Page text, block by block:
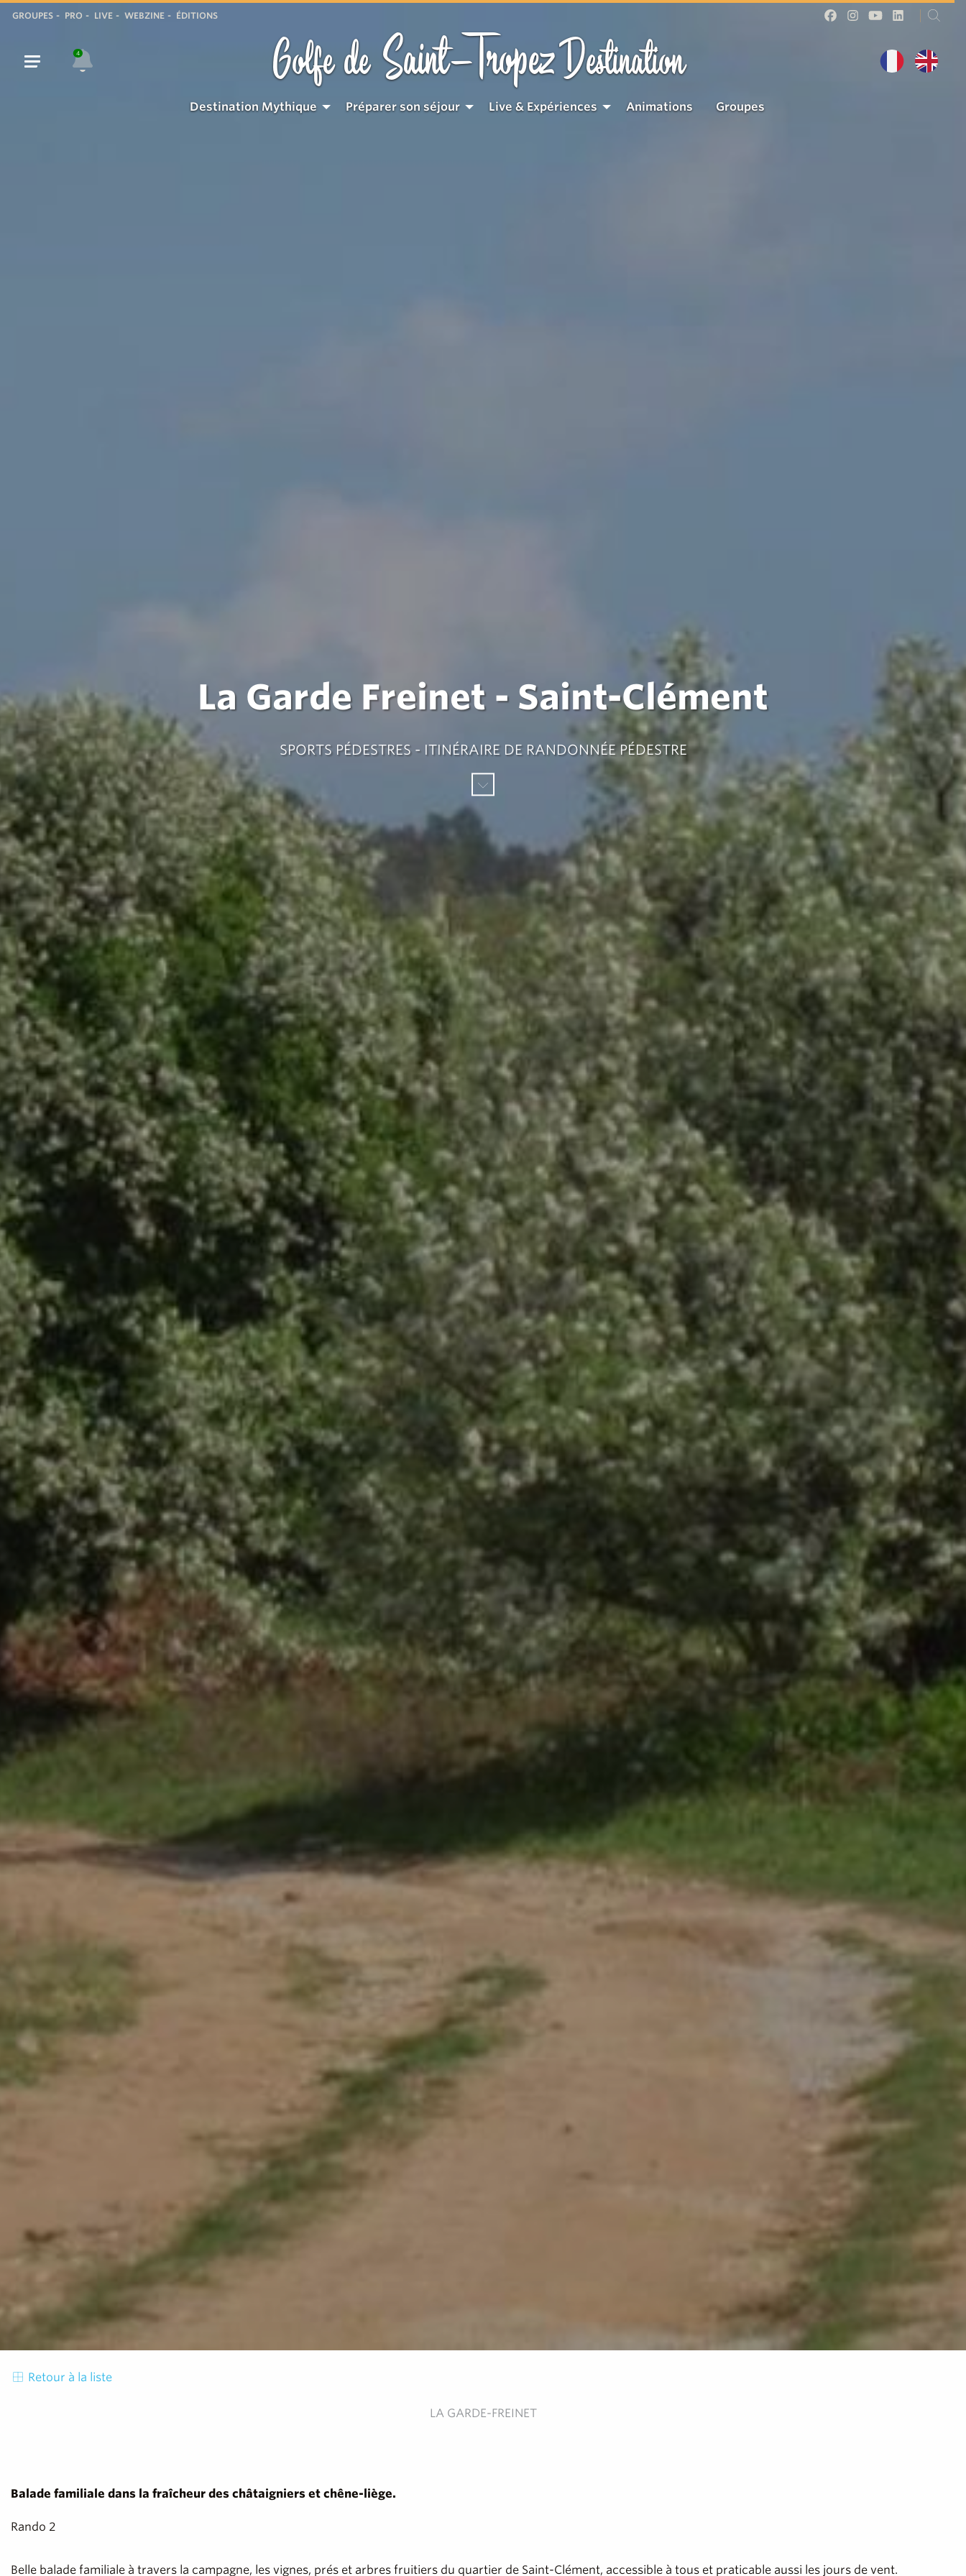
GROUPES PRO LIVE WEBZINE ÉDITIONS
4 Golfe de Saint-TropezDestination
Destination Mythique Préparer son séjour Live & Expériences Animations Groupes
Quartier
La Garde Freinet - Saint-Clément
SPORTS PÉDESTRES - ITINÉRAIRE DE RANDONNÉE PÉDESTRE
Retour à la liste
LA GARDE-FREINET
Balade familiale dans la fraîcheur des châtaigniers et chêne-liège.
Rando 2
Belle balade familiale à travers la campagne, les vignes, prés et arbres fruitiers du quartier de Saint-Clément, accessible à tous et praticable aussi les jours de vent.